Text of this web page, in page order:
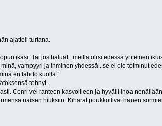
ajatteli turtana.
ikäsi. Tai jos haluat...meillä olisi edessä yhteinen
vampyyri ja ihminen yhdessä...se ei ole toiminut
en tahdo kuolla.”
tehnyt.
Conri vei ranteen kasvoilleen ja hyväili ihoa
naisen hiuksiin. Kiharat poukkoilivat hänen